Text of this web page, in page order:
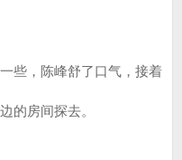
，陈峰舒了口气，接着
的房间探去。